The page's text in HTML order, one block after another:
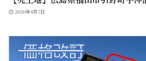
2026年4月7日